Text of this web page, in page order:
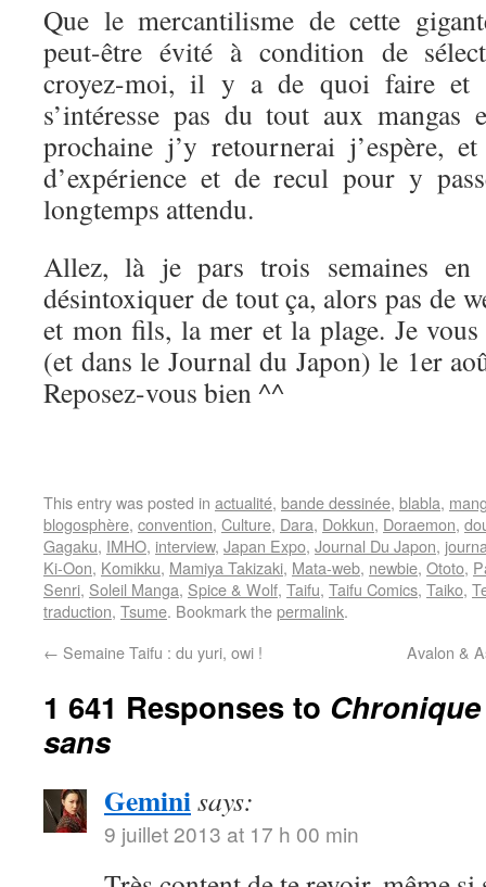
Que le mercantilisme de cette
peut-être évité à condition de
croyez-moi, il y a de quoi faire et
s’intéresse pas du tout aux mangas
prochaine j’y retournerai j’espère,
d’expérience et de recul pour y
longtemps attendu.
Allez, là je pars trois semaines en
désintoxiquer de tout ça, alors pas de
et mon fils, la mer et la plage. Je
(et dans le Journal du Japon) le 1er
Reposez-vous bien ^^
This entry was posted in actualité, bande dessinée, blabla,
blogosphère, convention, Culture, Dara, Dokkun, Doraemon,
Gagaku, IMHO, interview, Japan Expo, Journal Du Japon,
Ki-Oon, Komikku, Mamiya Takizaki, Mata-web, newbie, Ototo,
Senri, Soleil Manga, Spice & Wolf, Taifu, Taifu Comics, Taiko,
traduction, Tsume. Bookmark thepermalink.
← Semaine Taifu : du yuri, owi ! Avalon &
1 641 Responses to Chronique
sans
Geminisays:
9 juillet 2013 at 17 h 00 min